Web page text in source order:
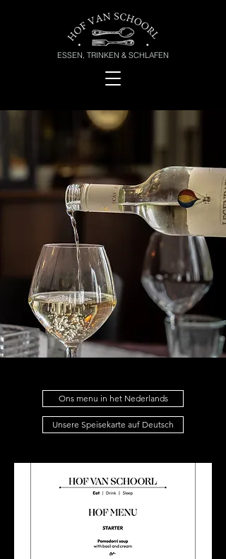
ESSEN, TRINKEN & SCHLAFEN
Ons menu in het Nederlands
Unsere Speisekarte auf Deutsch